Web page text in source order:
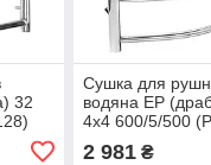
32
Сушка для
водяна EP
4х4 600/5/500
2 981₴